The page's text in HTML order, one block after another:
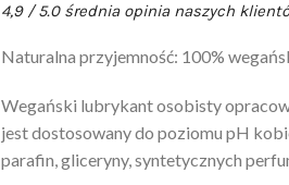
4,9 / 5.0 średnia opinia naszych
Naturalna przyjemność: 100%
Wegański lubrykant osobisty
jest dostosowany do poziomu pH
parafin, gliceryny, syntetycznych